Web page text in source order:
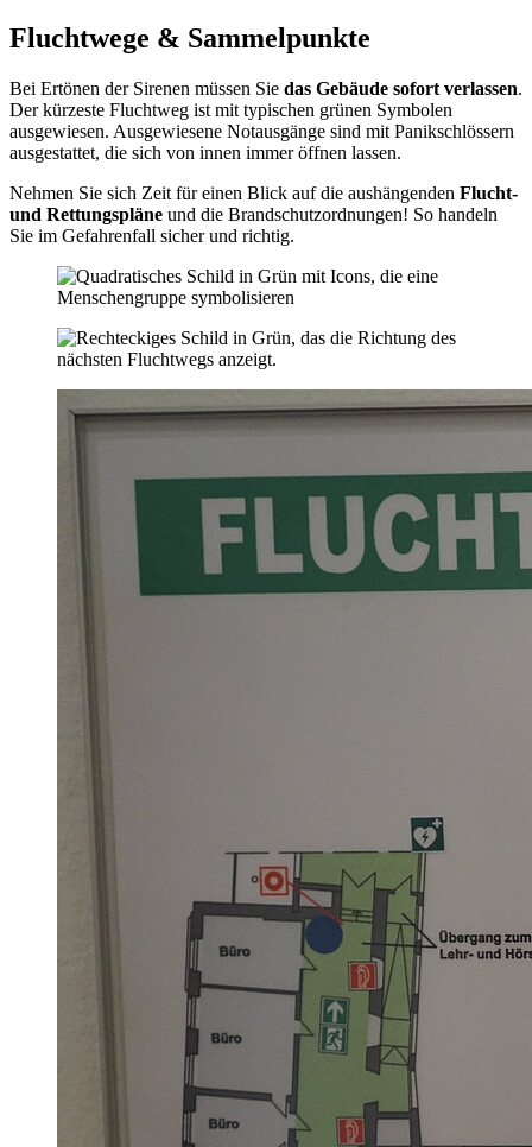
Fluchtwege & Sammelpunkte
Bei Ertönen der Sirenen müssen Sie das Gebäude sofort verlassen.
Der kürzeste Fluchtweg ist mit typischen grünen Symbolen
ausgewiesen. Ausgewiesene Notausgänge sind mit Panikschlössern
ausgestattet, die sich von innen immer öffnen lassen.
Nehmen Sie sich Zeit für einen Blick auf die aushängenden Flucht-
und Rettungspläne und die Brandschutzordnungen! So handeln
Sie im Gefahrenfall sicher und richtig.